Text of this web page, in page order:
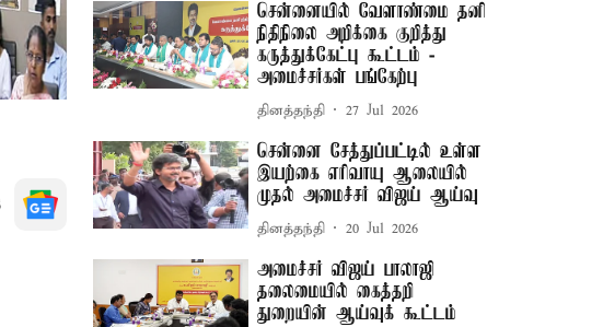
சென்னையில் வேளாண்மை தனி
நிதிநிலை அறிக்கை குறித்து
கருத்துக்கேட்பு கூட்டம் -
அமைச்சர்கள் பங்கேற்பு
தினத்தந்தி 27 Jul 2026
சென்னை சேத்துப்பட்டில் உள்ள
இயற்கை எரிவாயு ஆலையில்
முதல் அமைச்சர் விஜய் ஆய்வு
தினத்தந்தி 20 Jul 2026
அமைச்சர் விஜய் பாலாஜி
தலைமையில் கைத்தறி
துறையின் ஆய்வுக் கூட்டம்